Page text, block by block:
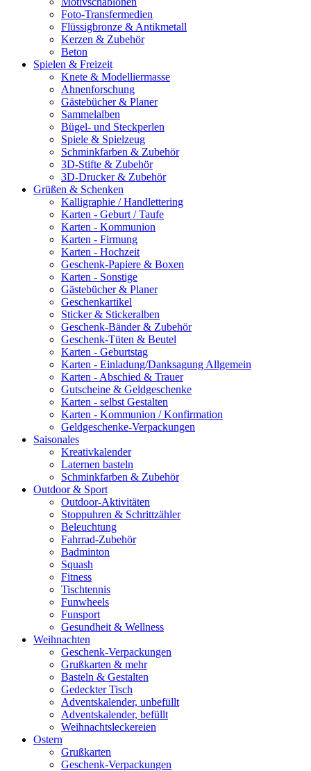
Foto-Transfermedien
Flüssigbronze & Antikmetall
Kerzen & Zubehör
Beton
Spielen & Freizeit
Knete & Modelliermasse
Ahnenforschung
Gästebücher & Planer
Sammelalben
Bügel- und Steckperlen
Spiele & Spielzeug
Schminkfarben & Zubehör
3D-Stifte & Zubehör
3D-Drucker & Zubehör
Grüßen & Schenken
Kalligraphie / Handlettering
Karten - Geburt / Taufe
Karten - Kommunion
Karten - Firmung
Karten - Hochzeit
Geschenk-Papiere & Boxen
Karten - Sonstige
Gästebücher & Planer
Geschenkartikel
Sticker & Stickeralben
Geschenk-Bänder & Zubehör
Geschenk-Tüten & Beutel
Karten - Geburtstag
Karten - Einladung/Danksagung Allgemein
Karten - Abschied & Trauer
Gutscheine & Geldgeschenke
Karten - selbst Gestalten
Karten - Kommunion / Konfirmation
Geldgeschenke-Verpackungen
Saisonales
Kreativkalender
Laternen basteln
Schminkfarben & Zubehör
Outdoor & Sport
Outdoor-Aktivitäten
Stoppuhren & Schrittzähler
Beleuchtung
Fahrrad-Zubehör
Badminton
Squash
Fitness
Tischtennis
Funwheels
Funsport
Gesundheit & Wellness
Weihnachten
Geschenk-Verpackungen
Grußkarten & mehr
Basteln & Gestalten
Gedeckter Tisch
Adventskalender, unbefüllt
Adventskalender, befüllt
Weihnachtsleckereien
Ostern
Grußkarten
Geschenk-Verpackungen